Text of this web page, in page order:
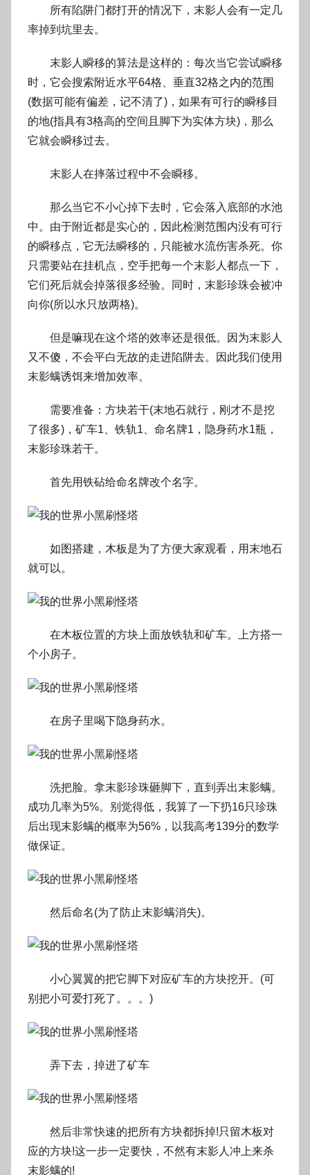
所有陷阱门都打开的情况下，末影人会有一定几
率掉到坑里去。
末影人瞬移的算法是这样的：每次当它尝试瞬移
时，它会搜索附近水平64格、垂直32格之内的范围
(数据可能有偏差，记不清了)，如果有可行的瞬移目
的地(指具有3格高的空间且脚下为实体方块)，那么
它就会瞬移过去。
末影人在摔落过程中不会瞬移。
那么当它不小心掉下去时，它会落入底部的水池
中。由于附近都是实心的，因此检测范围内没有可行
的瞬移点，它无法瞬移的，只能被水流伤害杀死。你
只需要站在挂机点，空手把每一个末影人都点一下，
它们死后就会掉落很多经验。同时，末影珍珠会被冲
向你(所以水只放两格)。
但是嘛现在这个塔的效率还是很低。因为末影人
又不傻，不会平白无故的走进陷阱去。因此我们使用
末影螨诱饵来增加效率。
需要准备：方块若干(末地石就行，刚才不是挖
了很多)，矿车1、铁轨1、命名牌1，隐身药水1瓶，
末影珍珠若干。
首先用铁砧给命名牌改个名字。
如图搭建，木板是为了方便大家观看，用末地石
就可以。
在木板位置的方块上面放铁轨和矿车。上方搭一
个小房子。
在房子里喝下隐身药水。
洗把脸。拿末影珍珠砸脚下，直到弄出末影螨。
成功几率为5%。别觉得低，我算了一下扔16只珍珠
后出现末影螨的概率为56%，以我高考139分的数学
做保证。
然后命名(为了防止末影螨消失)。
小心翼翼的把它脚下对应矿车的方块挖开。(可
别把小可爱打死了。。。)
弄下去，掉进了矿车
然后非常快速的把所有方块都拆掉!只留木板对
应的方块!这一步一定要快，不然有末影人冲上来杀
末影螨的!